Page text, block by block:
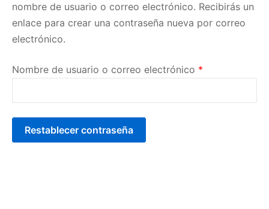
nombre de usuario o correo electrónico. Recibirás un
enlace para crear una contraseña nueva por correo
electrónico.
Nombre de usuario o correo electrónico *
Restablecer contraseña